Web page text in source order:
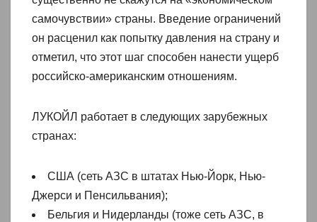
самочувствии» страны. Введение ограничений
он расценил как попытку давления на страну и
отметил, что этот шаг способен нанести ущерб
российско-американским отношениям.
ЛУКОЙЛ работает в следующих зарубежных
странах:
США (сеть АЗС в штатах Нью-Йорк, Нью-
Джерси и Пенсильвания);
Бельгия и Нидерланды (тоже сеть АЗС, в